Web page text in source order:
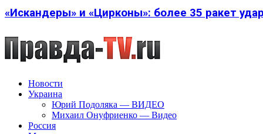
«Искандеры» и «Цирконы»: более 35 ракет
Новости
Украина
Юрий Подоляка — ВИДЕО
Михаил Онуфриенко — Видео
Россия